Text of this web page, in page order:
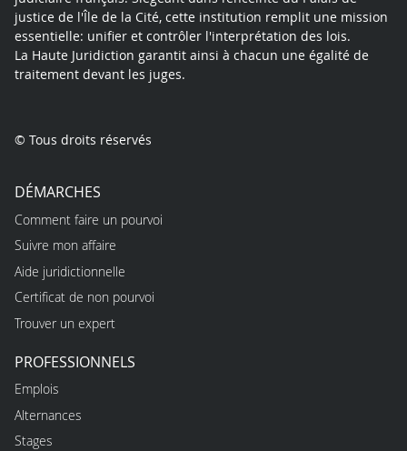
justice de l'Île de la Cité, cette institution remplit une mission
essentielle: unifier et contrôler l'interprétation des lois.
La Haute Juridiction garantit ainsi à chacun une égalité de
traitement devant les juges.
© Tous droits réservés
DÉMARCHES
Comment faire un pourvoi
Suivre mon affaire
Aide juridictionnelle
Certificat de non pourvoi
Trouver un expert
PROFESSIONNELS
Emplois
Alternances
Stages